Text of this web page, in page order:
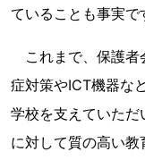
ていることも事実で
これまで、保護者
症対策やICT機器な
学校を支えていた
に対して質の高い